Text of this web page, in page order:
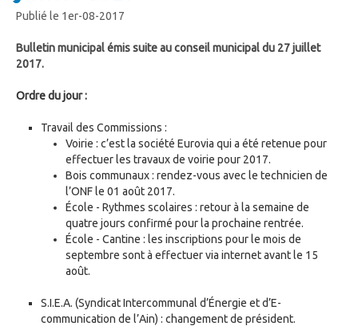
Publié le 1er-08-2017
Bulletin municipal émis suite au conseil municipal du 27 juillet
2017.
Ordre du jour :
Travail des Commissions :
Voirie : c’est la société Eurovia qui a été retenue pour
effectuer les travaux de voirie pour 2017.
Bois communaux : rendez-vous avec le technicien de
l’ONF le 01 août 2017.
École - Rythmes scolaires : retour à la semaine de
quatre jours confirmé pour la prochaine rentrée.
École - Cantine : les inscriptions pour le mois de
septembre sont à effectuer via internet avant le 15
août.
S.I.E.A. (Syndicat Intercommunal d’Énergie et d’E-
communication de l’Ain) : changement de président.